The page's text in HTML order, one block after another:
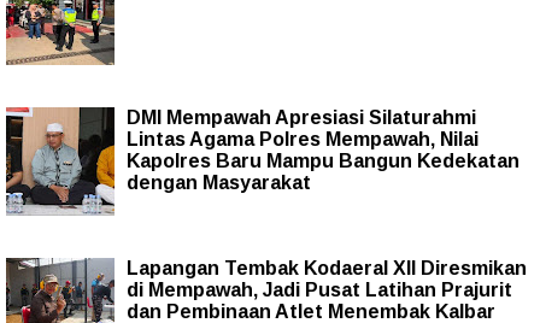
DMI Mempawah Apresiasi Silaturahmi
Lintas Agama Polres Mempawah, Nilai
Kapolres Baru Mampu Bangun Kedekatan
dengan Masyarakat
Lapangan Tembak Kodaeral XII Diresmikan
di Mempawah, Jadi Pusat Latihan Prajurit
dan Pembinaan Atlet Menembak Kalbar